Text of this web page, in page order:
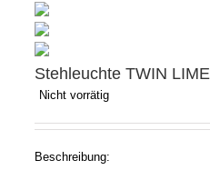
Stehleuchte TWIN LIME
Nicht vorrätig
Beschreibung: